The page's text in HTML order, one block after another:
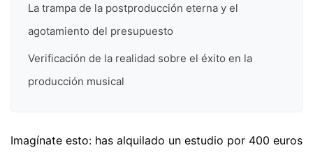
La trampa de la postproducción eterna y el
agotamiento del presupuesto
Verificación de la realidad sobre el éxito en la
producción musical
Imagínate esto: has alquilado un estudio por 400 euros